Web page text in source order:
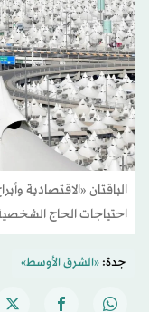
الباقتان «الاقتصادية
احتياجات الحاج
جدة:«الشرق الأوسط»